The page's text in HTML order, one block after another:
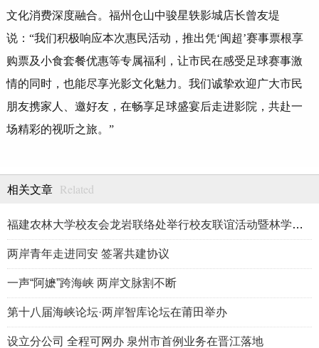
文化消费深度融合。福州仓山中骏星轶影城店长曾友堤
说：“我们积极响应本次惠民活动，推出凭‘闽超’赛事票根享
购票及小食套餐优惠等专属福利，让市民在感受足球赛事激
情的同时，也能尽享光影文化魅力。我们诚挚欢迎广大市民
朋友携家人、邀好友，在畅享足球盛宴后走进影院，共赴一
场精彩的视听之旅。”
相关文章 Related
福建农林大学校友会龙岩联络处举行校友联谊活动暨林学、生物医药
两岸青年走进同安 签署共建协议
一声“阿嬷”跨海峡 两岸文脉割不断
第十八届海峡论坛·两岸智库论坛在莆田举办
设立分公司 全程可网办 泉州市首例业务在晋江落地